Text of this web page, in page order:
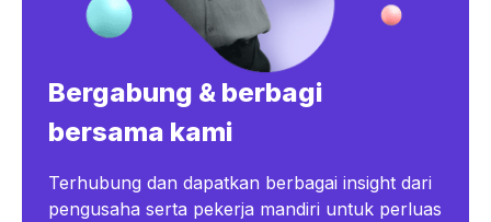
Bergabung & berbagi
bersama kami
Terhubung dan dapatkan berbagai insight dari
pengusaha serta pekerja mandiri untuk perluas